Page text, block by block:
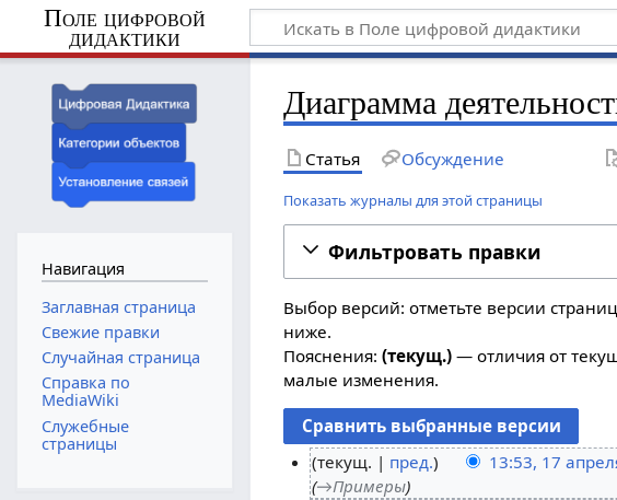
Поле цифровой
дидактики
Диаграмма
Статья Обсуждение
Показать журналы для этой страницы
Фильтровать правки
Выбор версий: отметьте версии
ниже.
Пояснения:(текущ.) — отличия от
малые изменения.
текущ. пред. 13:53, 17
→Примеры
Навигация
Заглавная страница
Свежие правки
Случайная страница
Справка по
MediaWiki
Служебные
страницы